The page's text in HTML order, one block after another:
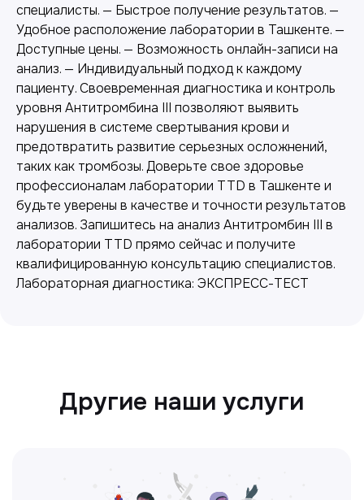
специалисты. — Быстрое получение результатов. —
Удобное расположение лаборатории в Ташкенте. —
Доступные цены. — Возможность онлайн-записи на
анализ. — Индивидуальный подход к каждому
пациенту. Своевременная диагностика и контроль
уровня Антитромбина III позволяют выявить
нарушения в системе свертывания крови и
предотвратить развитие серьезных осложнений,
таких как тромбозы. Доверьте свое здоровье
профессионалам лаборатории TTD в Ташкенте и
будьте уверены в качестве и точности результатов
анализов. Запишитесь на анализ Антитромбин III в
лаборатории TTD прямо сейчас и получите
квалифицированную консультацию специалистов.
Лабораторная диагностика: ЭКСПРЕСС-ТЕСТ
Лабораторная диагностика
Точные анализы для контроля здоровья и
выявления заболеваний.